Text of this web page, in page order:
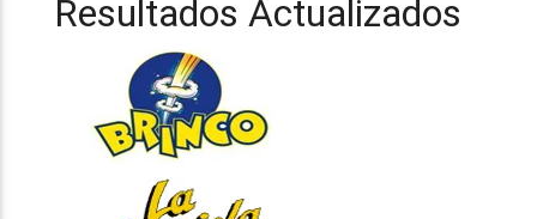
Resultados Actualizados